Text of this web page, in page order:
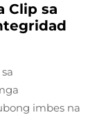
Clip sa
imbes na